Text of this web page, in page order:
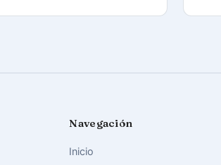
Navegación
Inicio